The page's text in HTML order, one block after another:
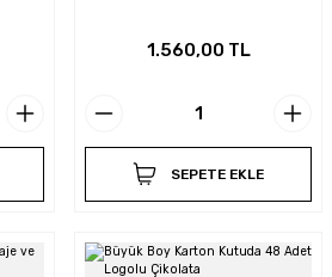
1.560,00 TL
SEPETE EKLE